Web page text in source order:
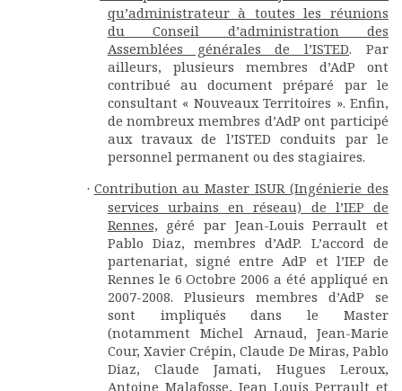
qu’administrateur à toutes les réunions
du Conseil d’administration des
Assemblées générales de l’ISTED. Par
ailleurs, plusieurs membres d’AdP ont
contribué au document préparé par le
consultant « Nouveaux Territoires ». Enfin,
de nombreux membres d’AdP ont participé
aux travaux de l’ISTED conduits par le
personnel permanent ou des stagiaires.
· Contribution au Master ISUR (Ingénierie des
services urbains en réseau) de l’IEP de
Rennes, géré par Jean-Louis Perrault et
Pablo Diaz, membres d’AdP. L’accord de
partenariat, signé entre AdP et l’IEP de
Rennes le 6 Octobre 2006 a été appliqué en
2007-2008. Plusieurs membres d’AdP se
sont impliqués dans le Master
(notamment Michel Arnaud, Jean-Marie
Cour, Xavier Crépin, Claude De Miras, Pablo
Diaz, Claude Jamati, Hugues Leroux,
Antoine Malafosse, Jean Louis Perrault et